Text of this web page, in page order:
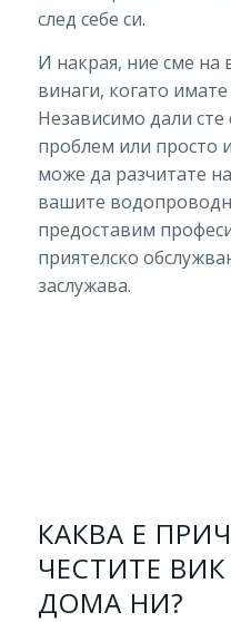
след себе си.
И накрая, ние сме
винаги, когато
Независимо дали сте
проблем или просто
може да разчитате
вашите
предоставим
приятелско
заслужава.
КАКВА Е
ЧЕСТИТЕ
ДОМА НИ?